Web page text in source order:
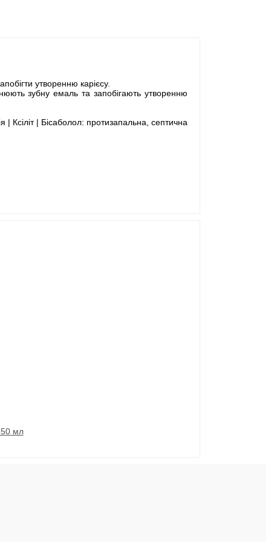
утворенню карієсу.
зубну емаль та запобігають утворенню
Ксіліт | Бісаболол: протизапальна, септична
мл